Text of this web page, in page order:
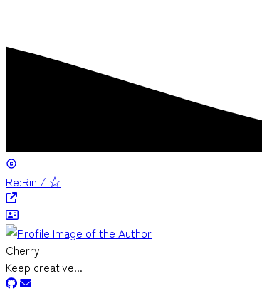
Re:Rin / ☆
Cherry
Keep creative...